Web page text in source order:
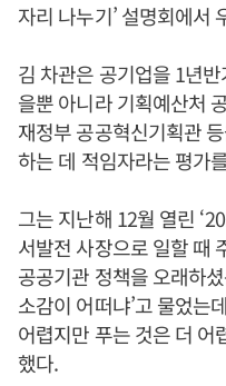
자리 나누기’ 설명회에서
김 차관은 공기업을 1년
을뿐 아니라 기획예산처
재정부 공공혁신기획관
하는 데 적임자라는 평가
그는 지난해 12월 열린
서발전 사장으로 일할 때
공공기관 정책을 오래하
소감이 어떠냐’고 물었는
어렵지만 푸는 것은 더 어
했다.